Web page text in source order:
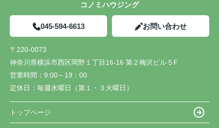
コノミハウジング
045-594-6613 お問い合わせ
〒220-0073
神奈川県横浜市西区岡野１丁目16-16 第２梅沢ビル５F
営業時間： 9:00～19：00
定休日： 毎週水曜日（第１・３火曜日）
トップページ